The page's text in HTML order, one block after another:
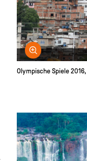
Bild
Olympische Spiele